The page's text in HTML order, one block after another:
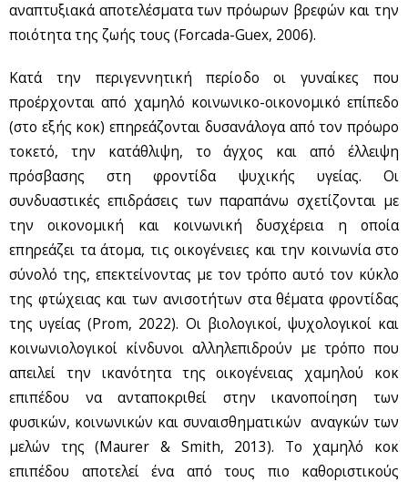
αναπτυξιακά αποτελέσματα των πρόωρων βρεφών και την
ποιότητα της ζωής τους (Forcada-Guex, 2006).
Κατά την περιγεννητική περίοδο οι γυναίκες που
προέρχονται από χαμηλό κοινωνικο-οικονομικό επίπεδο
(στο εξής κοκ) επηρεάζονται δυσανάλογα από τον πρόωρο
τοκετό, την κατάθλιψη, το άγχος και από έλλειψη
πρόσβασης στη φροντίδα ψυχικής υγείας. Οι
συνδυαστικές επιδράσεις των παραπάνω σχετίζονται με
την οικονομική και κοινωνική δυσχέρεια η οποία
επηρεάζει τα άτομα, τις οικογένειες και την κοινωνία στο
σύνολό της, επεκτείνοντας με τον τρόπο αυτό τον κύκλο
της φτώχειας και των ανισοτήτων στα θέματα φροντίδας
της υγείας (Prom, 2022). Οι βιολογικοί, ψυχολογικοί και
κοινωνιολογικοί κίνδυνοι αλληλεπιδρούν με τρόπο που
απειλεί την ικανότητα της οικογένειας χαμηλού κοκ
επιπέδου να ανταποκριθεί στην ικανοποίηση των
φυσικών, κοινωνικών και συναισθηματικών αναγκών των
μελών της (Maurer & Smith, 2013). Το χαμηλό κοκ
επιπέδου αποτελεί ένα από τους πιο καθοριστικούς